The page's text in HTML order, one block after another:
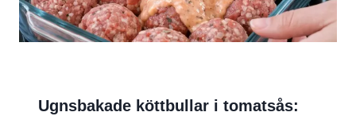
Ugnsbakade köttbullar i tomatsås: